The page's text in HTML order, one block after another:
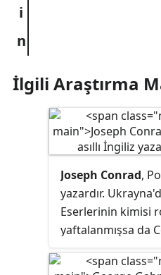
İlgili Araştırma
Joseph Conrad,
yazardır.
Eserlerinin kimisi
yaftalanmışsa da
insanın kendi